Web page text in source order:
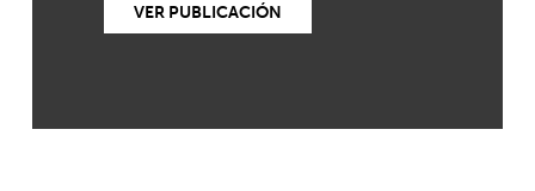
VER PUBLICACIÓN